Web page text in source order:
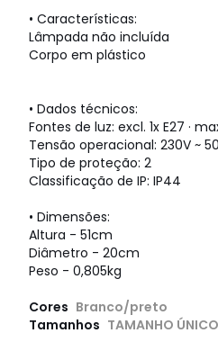
• Características:
Lâmpada não incluída
Corpo em plástico
• Dados técnicos:
Fontes de luz: excl. 1x E27 ·
Tensão operacional: 230V ~
Tipo de proteção: 2
Classificação de IP: IP44
• Dimensões:
Altura - 51cm
Diâmetro - 20cm
Peso - 0,805kg
Cores Branco/preto
Tamanhos TAMANHO ÚNICO